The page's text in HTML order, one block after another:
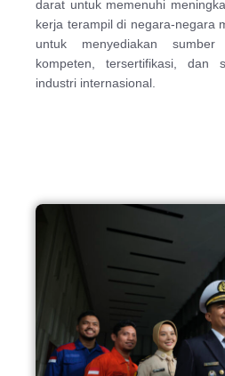
darat untuk memenuhi
kerja terampil di negara-negara
untuk menyediakan
kompeten, tersertifikasi, dan
industri internasional.